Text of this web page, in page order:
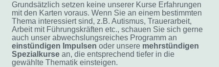
Grundsätzlich setzen keine unserer Kurse Erfahrungen
mit den Karten voraus. Wenn Sie an einem bestimmten
Thema interessiert sind, z.B. Autismus, Trauerarbeit,
Arbeit mit Führungskräften etc., schauen Sie sich gerne
auch unser abwechslungsreiches Programm an
einstündigen Impulsen oder unsere mehrstündigen
Spezialkursean, die entsprechend tiefer in die
gewählte Thematik einsteigen.